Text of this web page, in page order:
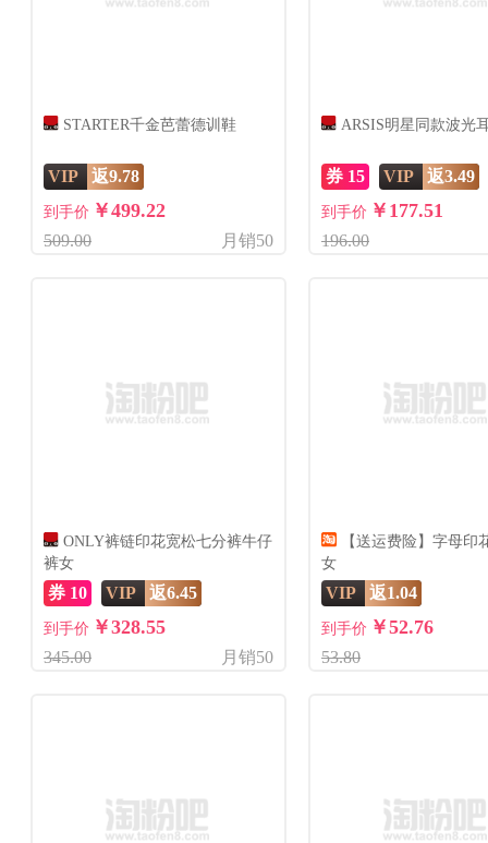
STARTER千金芭蕾德训鞋
VIP 返9.78
到手价 ￥499.22
509.00 月销50
ARSIS明星同款波光
券 15 VIP 返3.49
到手价 ￥177.51
196.00
ONLY裤链印花宽松七分裤牛仔
裤女
券 10 VIP 返6.45
到手价 ￥328.55
345.00 月销50
【送运费险】字母印
女
VIP 返1.04
到手价 ￥52.76
53.80